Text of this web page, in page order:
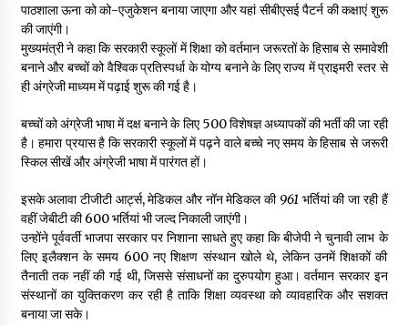
पाठशाला ऊना को को-एजुकेशन बनाया जाएगा और यहां सीबीएसई पैटर्न की कक्षाएं शुरू
की जाएंगी।
मुख्यमंत्री ने कहा कि सरकारी स्कूलों में शिक्षा को वर्तमान जरूरतों के हिसाब से समावेशी
बनाने और बच्चों को वैश्विक प्रतिस्पर्धा के योग्य बनाने के लिए राज्य में प्राइमरी स्तर से
ही अंग्रेजी माध्यम में पढ़ाई शुरू की गई है।
बच्चों को अंग्रेजी भाषा में दक्ष बनाने के लिए 500 विशेषज्ञ अध्यापकों की भर्ती की जा रही
है। हमारा प्रयास है कि सरकारी स्कूलों में पढ़ने वाले बच्चे नए समय के हिसाब से जरूरी
स्किल सीखें और अंग्रेजी भाषा में पारंगत हों।
इसके अलावा टीजीटी आर्ट्स, मेडिकल और नॉन मेडिकल की 961भर्तियां की जा रही हैं
वहीं जेबीटी की 600 भर्तियां भी जल्द निकाली जाएंगी।
उन्होंने पूर्ववर्ती भाजपा सरकार पर निशाना साधते हुए कहा कि बीजेपी ने चुनावी लाभ के
लिए इलैक्शन के समय 600 नए शिक्षण संस्थान खोले थे, लेकिन उनमें शिक्षकों की
तैनाती तक नहीं की गई थी, जिससे संसाधनों का दुरुपयोग हुआ। वर्तमान सरकार इन
संस्थानों का युक्तिकरण कर रही है ताकि शिक्षा व्यवस्था को व्यावहारिक और सशक्त
बनाया जा सके।